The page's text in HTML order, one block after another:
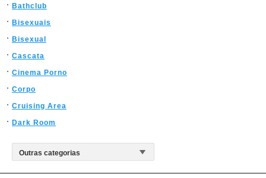
Bathclub
Bisexuais
Bisexual
Cascata
Cinema Porno
Corpo
Cruising Area
Dark Room